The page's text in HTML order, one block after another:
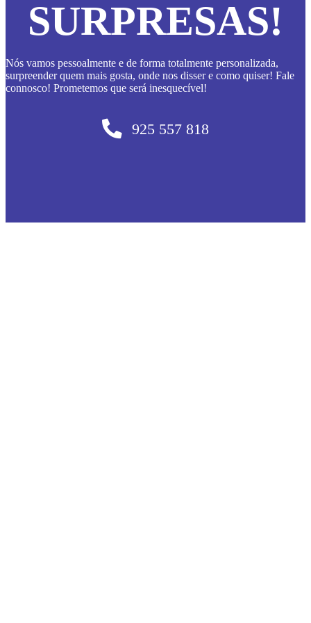
SURPRESAS!
Nós vamos pessoalmente e de forma totalmente personalizada,
surpreender quem mais gosta, onde nos disser e como quiser! Fale
connosco! Prometemos que será inesquecível!
925 557 818